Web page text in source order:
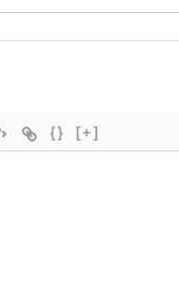
{} [+]